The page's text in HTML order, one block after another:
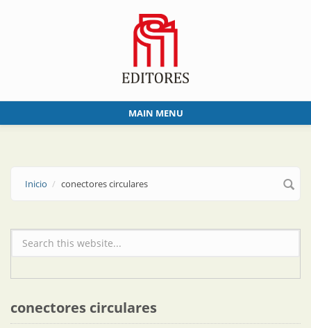
MAIN MENU
Inicio conectores circulares
Formulario de búsqueda
conectores circulares